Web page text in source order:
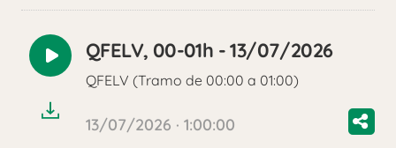
Reproducir
audio
QFELV, 00-01h - 13/07/2026
QFELV (Tramo de 00:00 a 01:00)
13/07/2026 · 1:00:00